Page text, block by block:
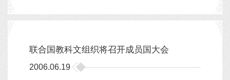
联合国教科文组织将召开成员国大会
2006.06.19